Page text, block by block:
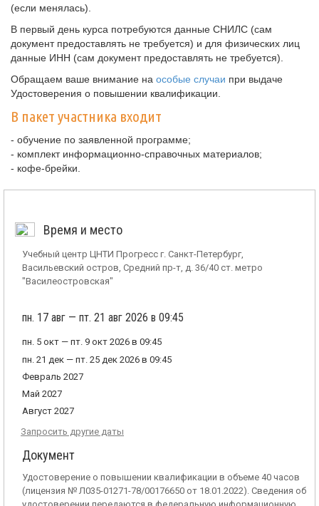
(если менялась).
В первый день курса потребуются данные СНИЛС (сам
документ предоставлять не требуется) и для физических лиц
данные ИНН (сам документ предоставлять не требуется).
Обращаем ваше внимание на особые случаи при выдаче
Удостоверения о повышении квалификации.
В пакет участника входит
- обучение по заявленной программе;
- комплект информационно-справочных материалов;
- кофе-брейки.
Время и место
Учебный центр ЦНТИ Прогресс г. Санкт-Петербург,
Васильевский остров, Средний пр-т, д. 36/40 ст. метро
"Василеостровская"
пн. 17 авг — пт. 21 авг 2026 в 09:45
пн. 5 окт — пт. 9 окт 2026 в 09:45
пн. 21 дек — пт. 25 дек 2026 в 09:45
Февраль 2027
Май 2027
Август 2027
Запросить другие даты
Документ
Удостоверение о повышении квалификации в объеме 40 часов
(лицензия № Л035-01271-78/00176650 от 18.01.2022). Сведения об